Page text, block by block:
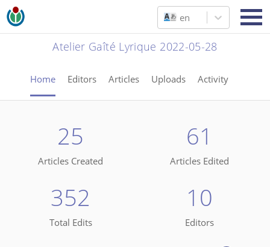
en
Atelier Gaîté Lyrique 2022-05-28
Home Editors Articles Uploads Activity
25
Articles Created
61
Articles Edited
352
Total Edits
10
Editors